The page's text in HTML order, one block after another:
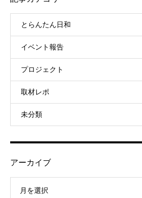
とらんたん日和
イベント報告
プロジェクト
取材レポ
未分類
アーカイブ
月を選択